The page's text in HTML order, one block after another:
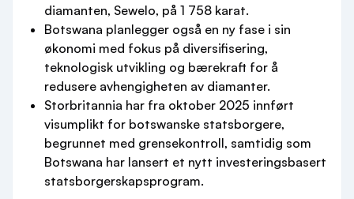
diamanten, Sewelo, på 1 758 karat.
Botswana planlegger også en ny fase i sin
økonomi med fokus på diversifisering,
teknologisk utvikling og bærekraft for å
redusere avhengigheten av diamanter.
Storbritannia har fra oktober 2025 innført
visumplikt for botswanske statsborgere,
begrunnet med grensekontroll, samtidig som
Botswana har lansert et nytt investeringsbasert
statsborgerskapsprogram.